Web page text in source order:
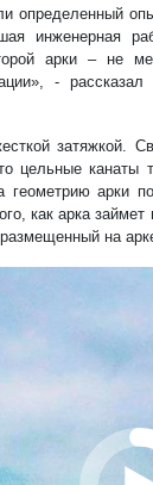
определенный
инженерная
арки – не
-
затяжкой.
цельные
геометрию арки
как арка
на